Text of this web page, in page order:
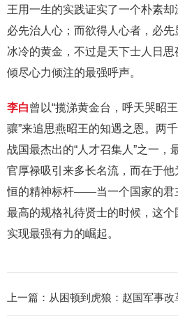
王用一生的实践证实了一个朴素却
必先治人心；而欲得人心者，必
冰冷的黄金，不过是天下士人日
倾尽心力倾注的最强呼声。
李白曾以“揽涕黄金台，呼天哭昭
骧”来追思燕昭王的知遇之恩。两
战国最杰出的“人才召集人”之一，
官厚禄吸引来多长名流，而在于
恒的精神标杆——当一个国家的君
最高的规格礼待贤士的时候，这
实现最强有力的崛起。
上一篇： 从困顿到虎狼：赵国军事